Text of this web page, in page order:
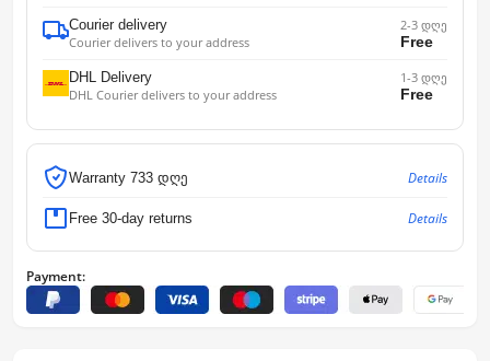
Courier delivery
Courier delivers to your address
2-3 დღე
Free
DHL Delivery
DHL Courier delivers to your address
1-3 დღე
Free
Warranty 733 დღე Details
Free 30-day returns Details
Payment: